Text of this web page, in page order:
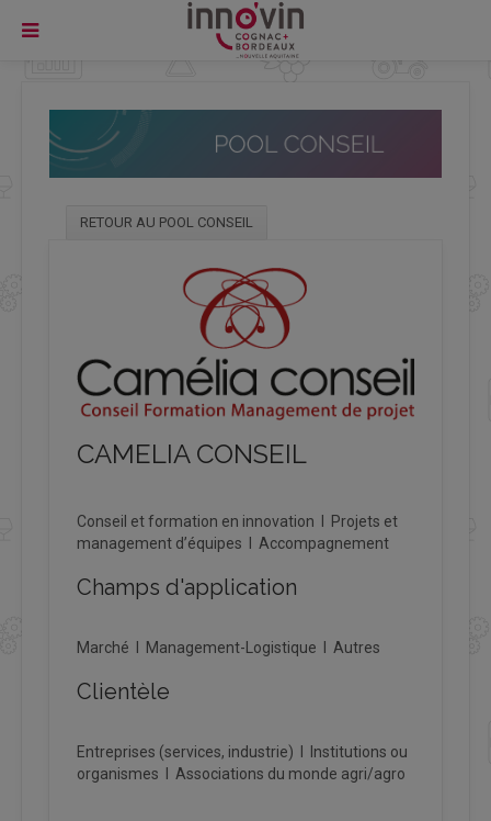
RETOUR AU POOL CONSEIL
CAMELIA CONSEIL
Conseil et formation en innovation I Projets et
management d’équipes I Accompagnement
Champs d'application
Marché I Management-Logistique I Autres
Clientèle
Entreprises (services, industrie) I Institutions ou
organismes I Associations du monde agri/agro